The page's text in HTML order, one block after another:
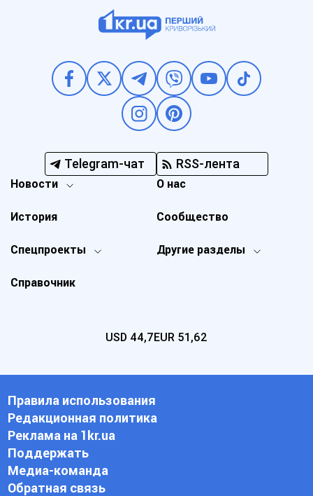
Telegram-чат RSS-лента
Новости
Спецпроекты Другие разделы
История
О нас
Справочник
Сообщество
USD 44,7EUR 51,62
Правила использования
Редакционная политика
Реклама на 1kr.ua
Поддержать
Медиа-команда
Обратная связь